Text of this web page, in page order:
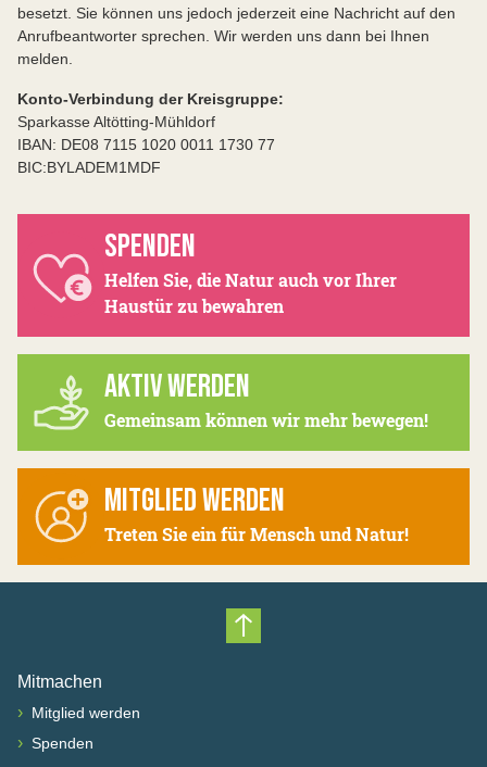
besetzt. Sie können uns jedoch jederzeit eine Nachricht auf den
Anrufbeantworter sprechen. Wir werden uns dann bei Ihnen
melden.
Konto-Verbindung der Kreisgruppe:
Sparkasse Altötting-Mühldorf
IBAN: DE08 7115 1020 0011 1730 77
BIC:BYLADEM1MDF
SPENDEN
Helfen Sie, die Natur auch vor Ihrer
Haustür zu bewahren
AKTIV WERDEN
Gemeinsam können wir mehr bewegen!
MITGLIED WERDEN
Treten Sie ein für Mensch und Natur!
Nach oben scrollen
Mitmachen
› Mitglied werden
› Spenden